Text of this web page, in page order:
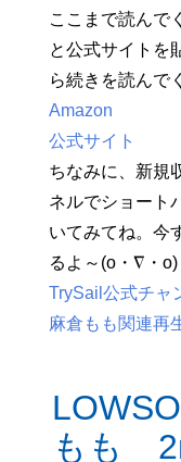
ここまで読んで
と公式サイトを
ら続きを読んで
Amazon
公式サイト
ちなみに、新規
ネルでショート
いてみてね。今
るよ～(o・∇・o)
TrySail公式チャ
麻倉もも関連再
もも